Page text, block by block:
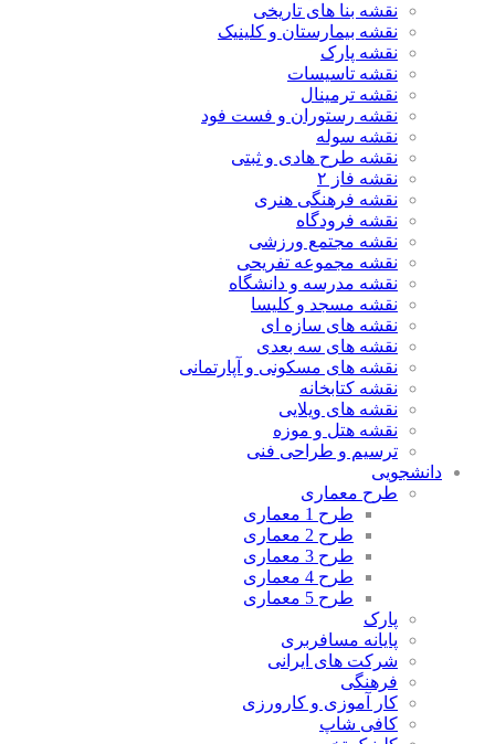
نقشه بنا های تاریخی
نقشه بیمارستان و کلینیک
نقشه پارک
نقشه تاسیسات
نقشه ترمینال
نقشه رستوران و فست فود
نقشه سوله
نقشه طرح هادی و ثبتی
نقشه فاز ۲
نقشه فرهنگی هنری
نقشه فرودگاه
نقشه مجتمع ورزشی
نقشه مجموعه تفریحی
نقشه مدرسه و دانشگاه
نقشه مسجد و کلیسا
نقشه های سازه ای
نقشه های سه بعدی
نقشه های مسکونی و آپارتمانی
نقشه کتابخانه
نقشه های ویلایی
نقشه هتل و موزه
ترسیم و طراحی فنی
دانشجویی
طرح معماری
طرح 1 معماری
طرح 2 معماری
طرح 3 معماری
طرح 4 معماری
طرح 5 معماری
پارک
پایانه مسافربری
شرکت های ایرانی
فرهنگی
کار آموزی و کارورزی
کافی شاپ